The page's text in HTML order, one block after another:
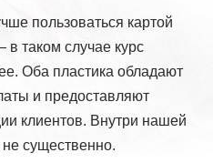
пользоваться картой
таком случае курс
Оба пластика обладают
и предоставляют
клиентов. Внутри нашей
существенно.